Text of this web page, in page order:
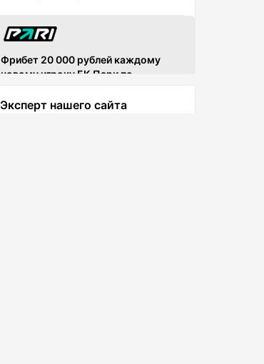
Фрибет 20 000 рублей каждому
новому игроку БК Пари по
Забрать бонус
Эксперт нашего сайта